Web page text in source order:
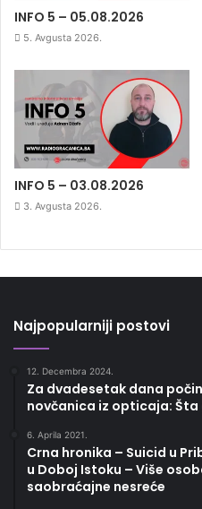
INFO 5 – 05.08.2026
5. Avgusta 2026.
INFO 5 – 03.08.2026
3. Avgusta 2026.
Najpopularniji postovi
12. Decembra 2024.
Za dvadesetak dana
novčanica iz opticaja:
6. Aprila 2021.
Crna hronika – Suicid u
u Doboj Istoku – Više
saobraćajne nesreće